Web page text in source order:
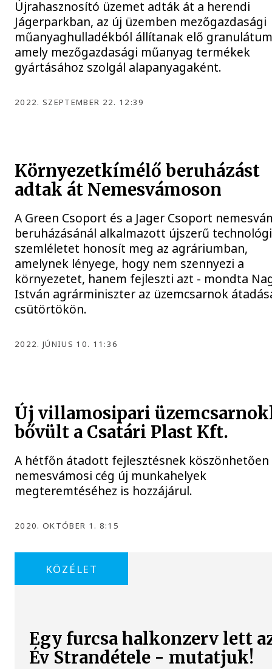
Újrahasznosító üzemet adták át a herendi
Jágerparkban, az új üzemben mezőgazdasági
műanyaghulladékból állítanak elő
amely mezőgazdasági műanyag termékek
gyártásához szolgál alapanyagaként.
2022. SZEPTEMBER 22. 12:39
Környezetkímélő beruházást
adtak át Nemesvámoson
A Green Csoport és a Jager Csoport
beruházásánál alkalmazott újszerű
szemléletet honosít meg az agráriumban,
amelynek lényege, hogy nem szennyezi a
környezetet, hanem fejleszti azt - mondta
István agrárminiszter az üzemcsarnok
csütörtökön.
2022. JÚNIUS 10. 11:36
Új villamosipari
bővült a Csatári Plast Kft.
A hétfőn átadott fejlesztésnek köszönhetően
nemesvámosi cég új munkahelyek
megteremtéséhez is hozzájárul.
2020. OKTÓBER 1. 8:15
KÖZÉLET
Egy furcsa halkonzerv lett
Év Strandétele - mutatjuk!